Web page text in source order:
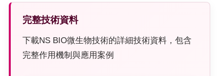
完整技術資料
下載NS BIO微生物技術的詳細技術資料，包含
完整作用機制與應用案例